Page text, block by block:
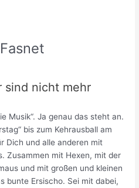
sind nicht mehr
Musik“. Ja genau das steht an.
bis zum Kehrausball am
Dich und alle anderen mit
Zusammen mit Hexen, mit der
und mit großen und kleinen
bunte Ersischo. Sei mit dabei,